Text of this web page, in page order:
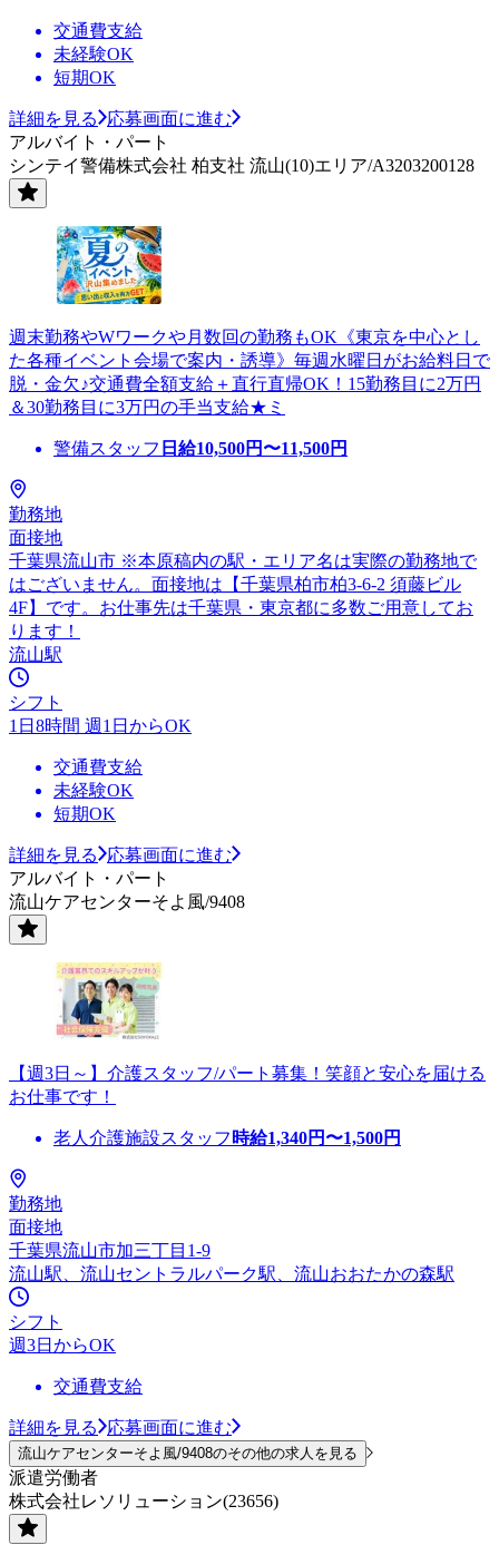
交通費支給
未経験OK
短期OK
詳細を見る
応募画面に進む
アルバイト・パート
シンテイ警備株式会社 柏支社 流山(10)エリア/A3203200128
週末勤務やWワークや月数回の勤務もOK《東京を中心とし
た各種イベント会場で案内・誘導》毎週水曜日がお給料日で
脱・金欠♪交通費全額支給＋直行直帰OK！15勤務目に2万円
＆30勤務目に3万円の手当支給★ミ
警備スタッフ 日給10,500円〜11,500円
勤務地
面接地
千葉県流山市 ※本原稿内の駅・エリア名は実際の勤務地で
はございません。面接地は【千葉県柏市柏3-6-2 須藤ビル
4F】です。お仕事先は千葉県・東京都に多数ご用意してお
ります！
流山駅
シフト
1日8時間 週1日からOK
交通費支給
未経験OK
短期OK
詳細を見る
応募画面に進む
アルバイト・パート
流山ケアセンターそよ風/9408
【週3日～】介護スタッフ/パート募集！笑顔と安心を届ける
お仕事です！
老人介護施設スタッフ 時給1,340円〜1,500円
勤務地
面接地
千葉県流山市加三丁目1-9
流山駅、流山セントラルパーク駅、流山おおたかの森駅
シフト
週3日からOK
交通費支給
詳細を見る 応募画面に進む
流山ケアセンターそよ風/9408のその他の求人を見る
派遣労働者
株式会社レソリューション(23656)